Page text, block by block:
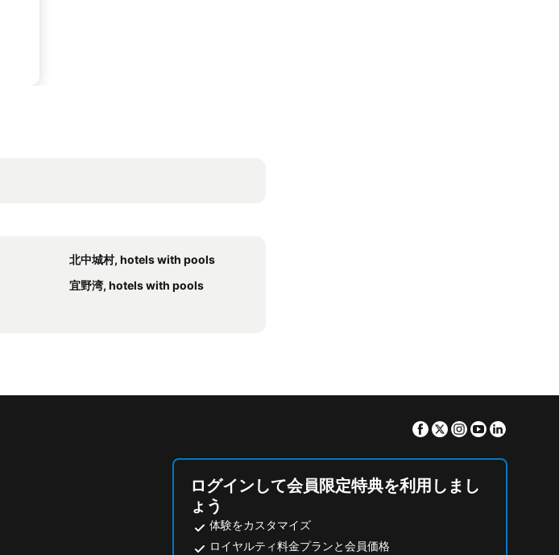
北中城村, hotels with pools
宜野湾, hotels with pools
Facebook
TwitterInstagram
Youtube
ログインして会員限定特典を利用しまし
ょう
体験をカスタマイズ
ロイヤルティ料金プランと会員価格